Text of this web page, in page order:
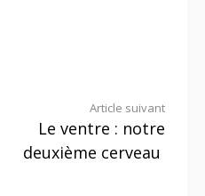
Article suivant
Le ventre : notre
deuxième cerveau